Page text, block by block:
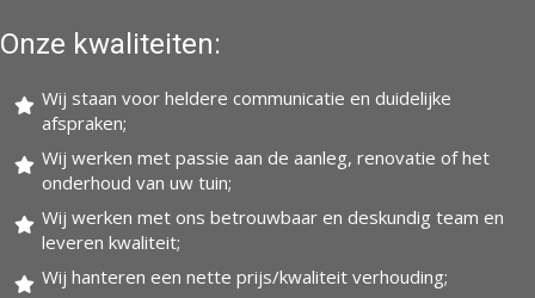
Onze kwaliteiten:
Wij staan voor heldere communicatie en duidelijke
afspraken;
Wij werken met passie aan de aanleg, renovatie of het
onderhoud van uw tuin;
Wij werken met ons betrouwbaar en deskundig team en
leveren kwaliteit;
Wij hanteren een nette prijs/kwaliteit verhouding;